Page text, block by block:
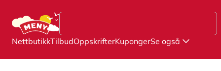
NettbutikkTilbudOppskrifterKupongerSe også